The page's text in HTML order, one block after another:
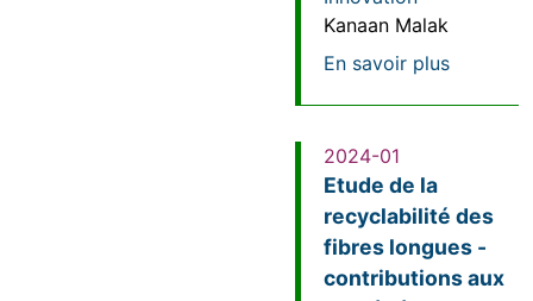
Kanaan Malak
En savoir plussur Vers
2024-01
Etude de la
recyclabilité des
fibres longues -
contributions aux